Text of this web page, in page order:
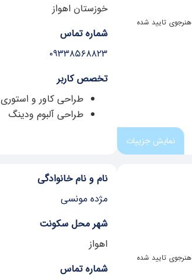
هنرجوی تایید شده
نمایش جزییات
خوزستان اهواز
شماره تماس
۰۹۳۳۸۵۶۸۸۲۳
تخصص کاربر
طراحی کاور و استوری
طراحی آلبوم ودینگ
هنرجوی تایید شده
نام و نام خانوادگی
مژده مونسی
شهر محل سکونت
اهواز
شماره تماس